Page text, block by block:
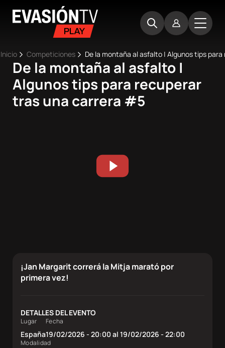
Ruta
de
navegación
Inicio Competiciones De la montaña al asfalto | Algunos tips
De la montaña al asfalto |
Algunos tips para recuperar
tras una carrera #5
¡Jan Margarit correrá la Mitja marató por
primera vez!
DETALLES DEL EVENTO
Lugar
España
Fecha
19/02/2026 - 20:00 al 19/02/2026 - 22:00
Modalidad
Main
navigation
Inicio
Próximos
Contacta
DocuSeries